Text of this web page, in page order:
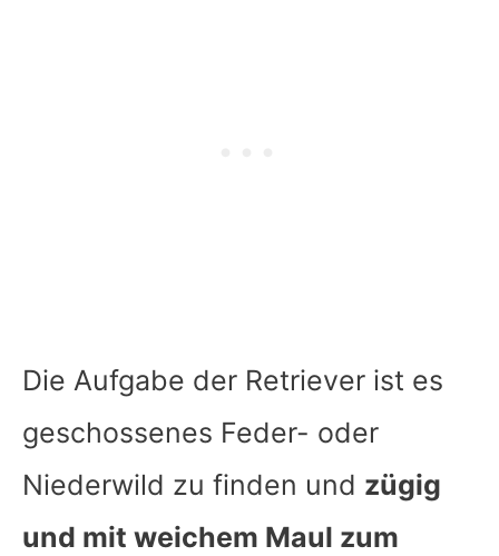
Die Aufgabe der Retriever ist es
geschossenes Feder- oder
Niederwild zu finden und zügig
und mit weichem Maul zum